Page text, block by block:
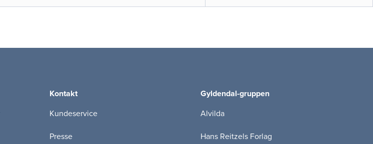
Kontakt
Kundeservice
Presse
Gyldendal-gruppen
Alvilda
Hans Reitzels Forlag